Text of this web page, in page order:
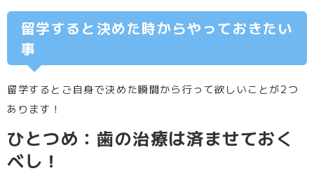
留学すると決めた時からやっておきたい
事
留学するとご自身で決めた瞬間から行って欲しいことが2つ
あります！
ひとつめ：歯の治療は済ませておく
べし！